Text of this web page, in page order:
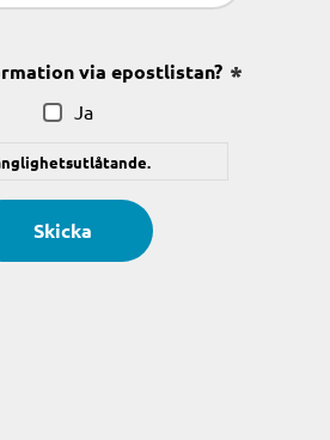
via epostlistan?
Ja